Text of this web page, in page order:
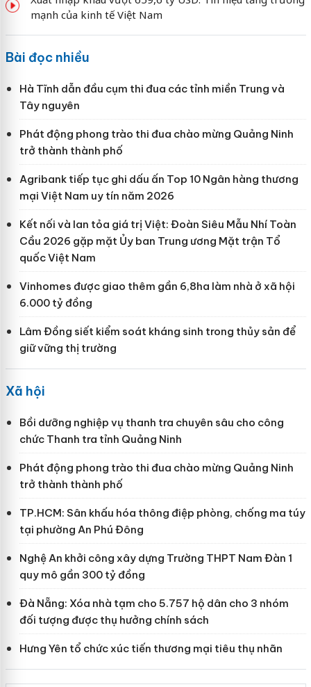
mạnh của kinh tế Việt Nam
Bài đọc nhiều
Hà Tĩnh dẫn đầu cụm thi đua các tỉnh miền Trung và
Tây nguyên
Phát động phong trào thi đua chào mừng Quảng Ninh
trở thành thành phố
Agribank tiếp tục ghi dấu ấn Top 10 Ngân hàng thương
mại Việt Nam uy tín năm 2026
Kết nối và lan tỏa giá trị Việt: Đoàn Siêu Mẫu Nhí Toàn
Cầu 2026 gặp mặt Ủy ban Trung ương Mặt trận Tổ
quốc Việt Nam
Vinhomes được giao thêm gần 6,8ha làm nhà ở xã hội
6.000 tỷ đồng
Lâm Đồng siết kiểm soát kháng sinh trong thủy sản để
giữ vững thị trường
Xã hội
Bồi dưỡng nghiệp vụ thanh tra chuyên sâu cho công
chức Thanh tra tỉnh Quảng Ninh
Phát động phong trào thi đua chào mừng Quảng Ninh
trở thành thành phố
TP.HCM: Sân khấu hóa thông điệp phòng, chống ma túy
tại phường An Phú Đông
Nghệ An khởi công xây dựng Trường THPT Nam Đàn 1
quy mô gần 300 tỷ đồng
Đà Nẵng: Xóa nhà tạm cho 5.757 hộ dân cho 3 nhóm
đối tượng được thụ hưởng chính sách
Hưng Yên tổ chức xúc tiến thương mại tiêu thụ nhãn